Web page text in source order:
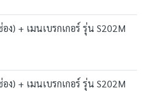
ง) + เมนเบรกเกอร์ รุ่น S202M
ง) + เมนเบรกเกอร์ รุ่น S202M